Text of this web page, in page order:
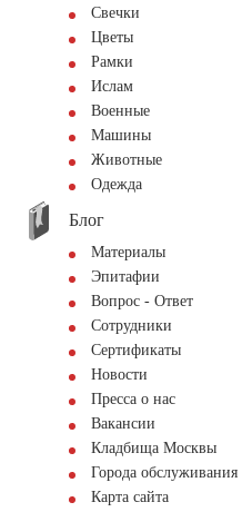
Свечки
Цветы
Рамки
Ислам
Военные
Машины
Животные
Одежда
Блог
Материалы
Эпитафии
Вопрос - Ответ
Сотрудники
Сертификаты
Новости
Пресса о нас
Вакансии
Кладбища Москвы
Города обслуживания
Карта сайта